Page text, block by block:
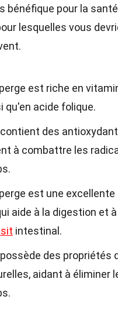
bénéfique pour la
lesquelles vous
est riche en
qu'en acide folique.
contient des
à combattre les
est une
aide à la digestion et
intestinal.
possède des propriétés
aidant à éliminer